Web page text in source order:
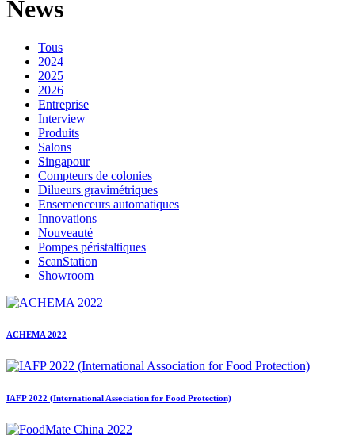
News
Tous
2024
2025
2026
Entreprise
Interview
Produits
Salons
Singapour
Compteurs de colonies
Dilueurs gravimétriques
Ensemenceurs automatiques
Innovations
Nouveauté
Pompes péristaltiques
ScanStation
Showroom
ACHEMA 2022
IAFP 2022 (International Association for Food Protection)